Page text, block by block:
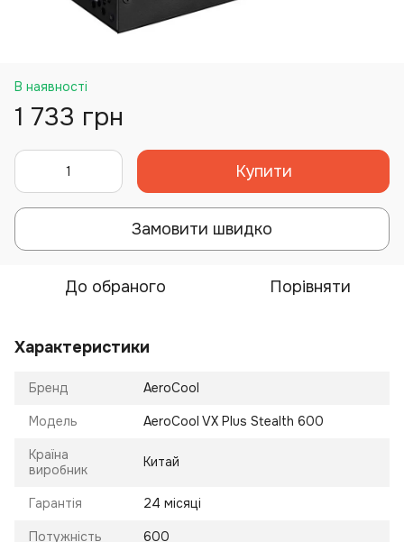
В наявності
1 733 грн
Купити
Замовити швидко
До обраного Порівняти
Характеристики
Бренд AeroCool
Модель AeroCool VX Plus Stealth 600
Країна
виробник
Китай
Гарантія 24 місяці
Потужність 600